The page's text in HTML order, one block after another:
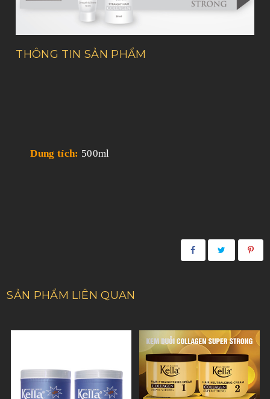
THÔNG TIN SẢN PHẨM
Dung tích: 500ml
SẢN PHẨM LIÊN QUAN